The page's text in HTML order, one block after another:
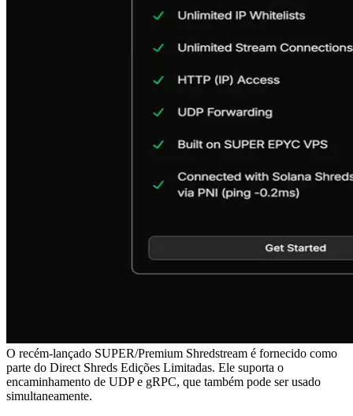
O recém-lançado SUPER/Premium Shredstream é fornecido como
parte do Direct Shreds Edições Limitadas. Ele suporta o
encaminhamento de UDP e gRPC, que também pode ser usado
simultaneamente.